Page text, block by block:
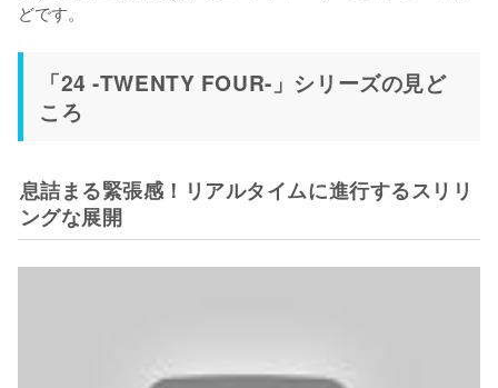
「24 -TWENTY FOUR-」シリーズの見ど
ころ
息詰まる緊張感！リアルタイムに進行するスリリ
ングな展開